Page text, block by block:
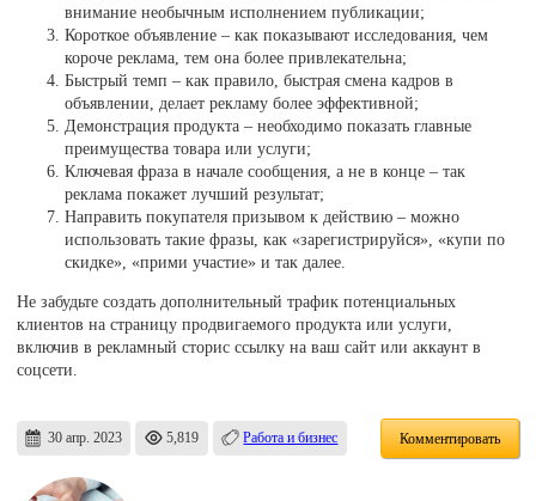
внимание необычным исполнением публикации;
Короткое объявление – как показывают исследования, чем
короче реклама, тем она более привлекательна;
Быстрый темп – как правило, быстрая смена кадров в
объявлении, делает рекламу более эффективной;
Демонстрация продукта – необходимо показать главные
преимущества товара или услуги;
Ключевая фраза в начале сообщения, а не в конце – так
реклама покажет лучший результат;
Направить покупателя призывом к действию – можно
использовать такие фразы, как «зарегистрируйся», «купи по
скидке», «прими участие» и так далее.
Не забудьте создать дополнительный трафик потенциальных
клиентов на страницу продвигаемого продукта или услуги,
включив в рекламный сторис ссылку на ваш сайт или аккаунт в
соцсети.
30 апр. 2023 5,819 Работа и бизнес Комментировать